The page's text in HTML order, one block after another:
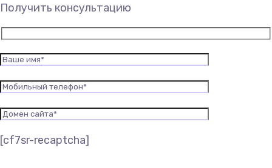
Получить консультацию
[cf7sr-recaptcha]